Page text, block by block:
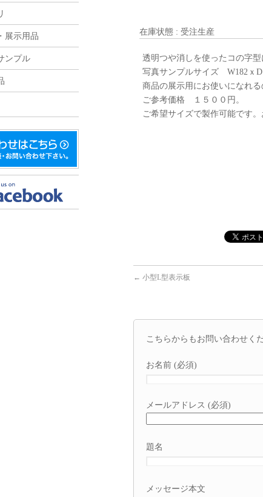
在庫状態 : 受注生産
透明つや消しを使ったコの字型
写真サンプルサイズ W182ｘ
商品の展示用にお使いになれる
ご参考価格 １５００円。
ご希望サイズで製作可能です。
← 小型L型表示板
こちらからもお問い合わせく
お名前 (必須)
メールアドレス (必須)
題名
メッセージ本文
展示用品
ンプル